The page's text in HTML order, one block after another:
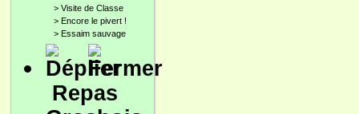
> Visite de Classe
> Encore le pivert !
> Essaim sauvage
Repas